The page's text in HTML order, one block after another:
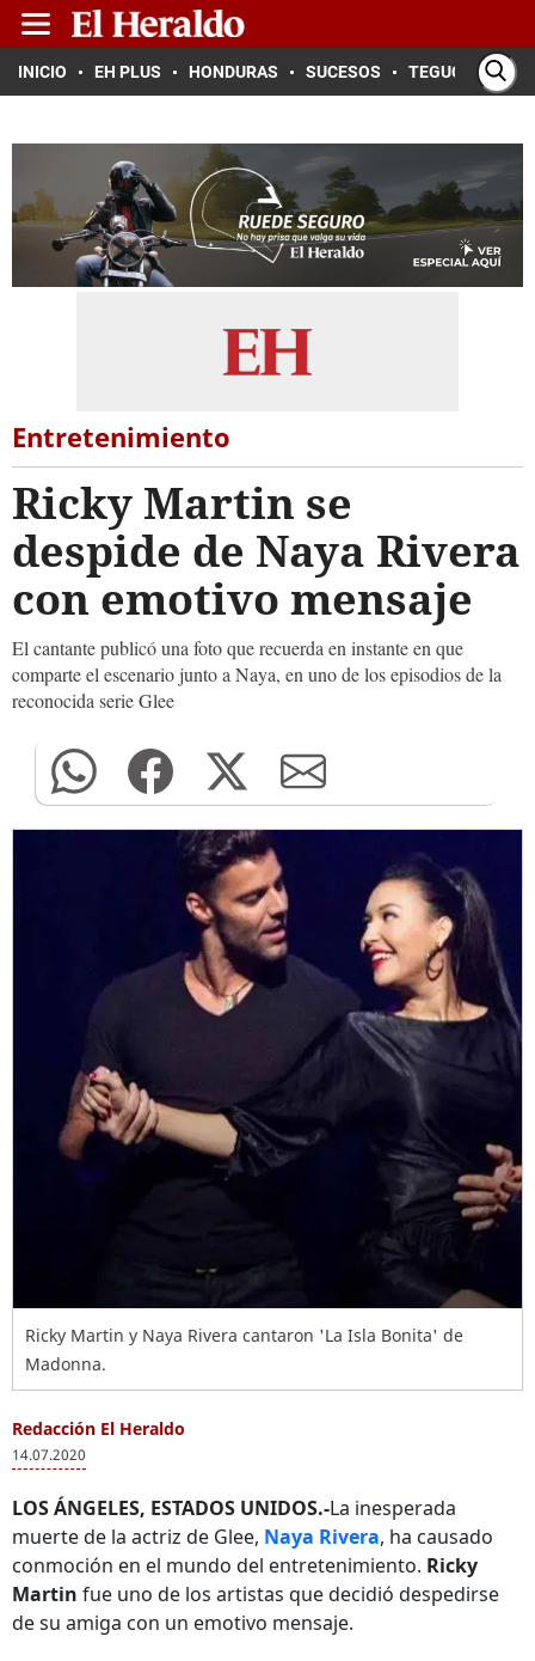
INICIO EH PLUS HONDURAS SUCESOS TEGUCIGALPA
Entretenimiento
Ricky Martin se
despide de Naya Rivera
con emotivo mensaje
El cantante publicó una foto que recuerda en instante en que
comparte el escenario junto a Naya, en uno de los episodios de la
reconocida serie Glee
Ricky Martin y Naya Rivera cantaron 'La Isla Bonita' de
Madonna.
Redacción El Heraldo
14.07.2020
LOS ÁNGELES, ESTADOS UNIDOS.-La inesperada
muerte de la actriz de Glee, Naya Rivera, ha causado
conmoción en el mundo del entretenimiento. Ricky
Martin fue uno de los artistas que decidió despedirse
de su amiga con un emotivo mensaje.